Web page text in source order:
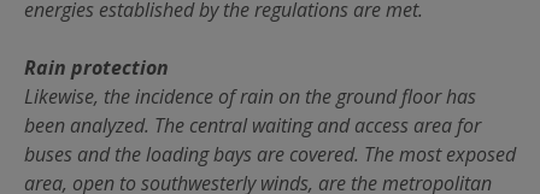
energies established by the regulations are met.
Rain protection
Likewise, the incidence of rain on the ground floor has
been analyzed. The central waiting and access area for
buses and the loading bays are covered. The most exposed
area, open to southwesterly winds, are the metropolitan